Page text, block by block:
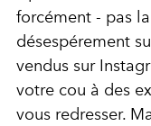
forcément - pas
désespérement
vendus sur
votre cou à des
vous redresser.